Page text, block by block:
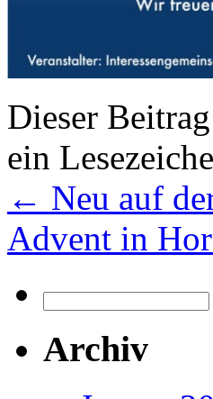
Dieser
ein
← Neu auf
Advent in
nach:
Archiv